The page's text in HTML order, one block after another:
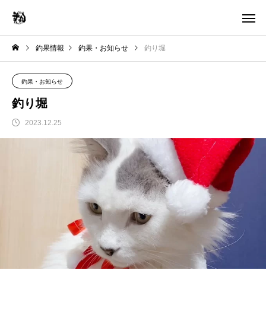
釣果情報 釣果・お知らせ 釣り堀
釣果・お知らせ
釣り堀
2023.12.25